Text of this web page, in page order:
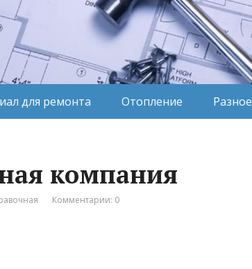
для ремонта Отопление Разное
компания
Комментарии: 0